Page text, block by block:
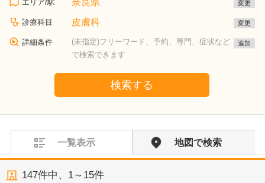
エリア/駅 奈良県 変更
診療科目 皮膚科 変更
詳細条件
(未指定)フリーワード、予約、専門、症状など
で検索できます
追加
検索する
一覧表示 地図で検索
147件中、 1～15件